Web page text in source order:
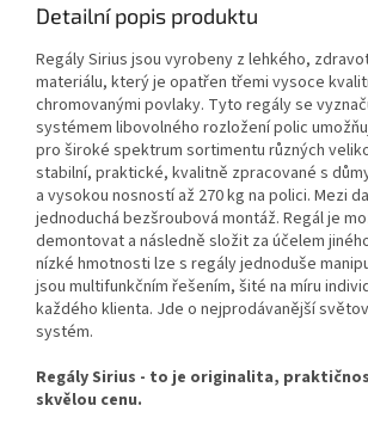
Detailní popis produktu
Regály Sirius jsou vyrobeny z lehkého,
materiálu, který je opatřen třemi vysoce
chromovanými povlaky. Tyto regály se
systémem libovolného rozložení polic
pro široké spektrum sortimentu různých
stabilní, praktické, kvalitně zpracované s
a vysokou nosností až 270 kg na polici. Mezi
jednoduchá bezšroubová montáž. Regál je
demontovat a následně složit za účelem
nízké hmotnosti lze s regály jednoduše
jsou multifunkčním řešením, šité na míru
každého klienta. Jde o nejprodávanější
systém.
Regály Sirius - to je originalita,
skvělou cenu.